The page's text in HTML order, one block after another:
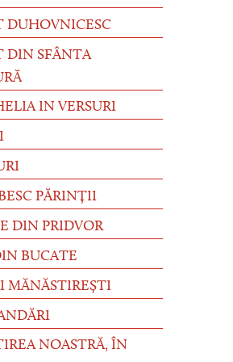
DUHOVNICESC
DIN SFÂNTA
IN VERSURI
PĂRINȚII
DIN PRIDVOR
BUCATE
MĂNĂSTIREȘTI
NOASTRĂ, ÎN